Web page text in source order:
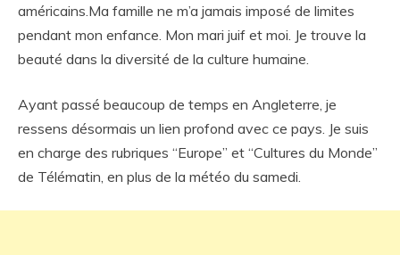
américains.Ma famille ne m’a jamais imposé de limites
pendant mon enfance. Mon mari juif et moi. Je trouve la
beauté dans la diversité de la culture humaine.
Ayant passé beaucoup de temps en Angleterre, je
ressens désormais un lien profond avec ce pays. Je suis
en charge des rubriques “Europe” et “Cultures du Monde”
de Télématin, en plus de la météo du samedi.